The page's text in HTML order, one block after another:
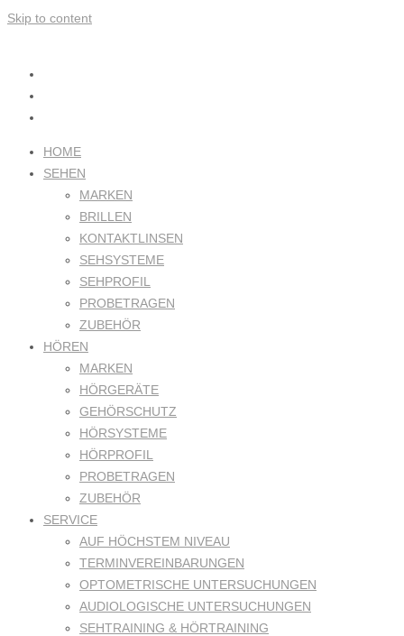
Skip to content
HOME
SEHEN
MARKEN
BRILLEN
KONTAKTLINSEN
SEHSYSTEME
SEHPROFIL
PROBETRAGEN
ZUBEHÖR
HÖREN
MARKEN
HÖRGERÄTE
GEHÖRSCHUTZ
HÖRSYSTEME
HÖRPROFIL
PROBETRAGEN
ZUBEHÖR
SERVICE
AUF HÖCHSTEM NIVEAU
TERMINVEREINBARUNGEN
OPTOMETRISCHE UNTERSUCHUNGEN
AUDIOLOGISCHE UNTERSUCHUNGEN
SEHTRAINING & HÖRTRAINING